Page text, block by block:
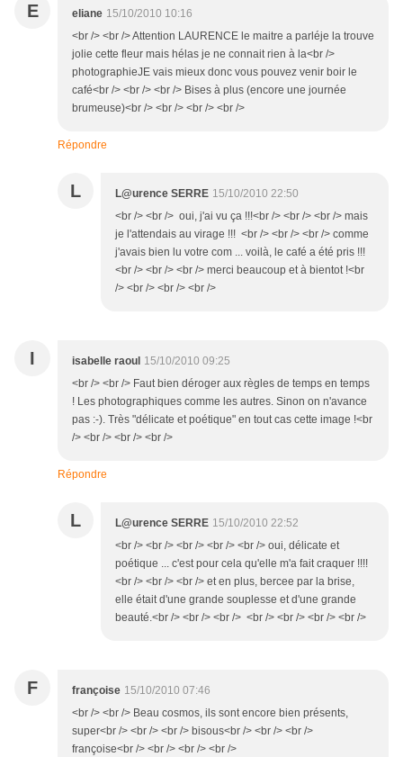
E eliane 15/10/2010 10:16
<br /> <br /> Attention LAURENCE le maitre a parléje la trouve
jolie cette fleur mais hélas je ne connait rien à la<br />
photographieJE vais mieux donc vous pouvez venir boir le
café<br /> <br /> <br /> Bises à plus (encore une journée
brumeuse)<br /> <br /> <br /> <br />
Répondre
L L@urence SERRE 15/10/2010 22:50
<br /> <br /> oui, j'ai vu ça !!!<br /> <br /> <br /> mais
je l'attendais au virage !!! <br /> <br /> <br /> comme
j'avais bien lu votre com ... voilà, le café a été pris !!!
<br /> <br /> <br /> merci beaucoup et à bientot !<br
/> <br /> <br /> <br />
I isabelle raoul 15/10/2010 09:25
<br /> <br /> Faut bien déroger aux règles de temps en temps
! Les photographiques comme les autres. Sinon on n'avance
pas :-). Très "délicate et poétique" en tout cas cette image !<br
/> <br /> <br /> <br />
Répondre
L L@urence SERRE 15/10/2010 22:52
<br /> <br /> <br /> <br /> <br /> oui, délicate et
poétique ... c'est pour cela qu'elle m'a fait craquer !!!!
<br /> <br /> <br /> et en plus, bercee par la brise,
elle était d'une grande souplesse et d'une grande
beauté.<br /> <br /> <br /> <br /> <br /> <br /> <br />
F françoise 15/10/2010 07:46
<br /> <br /> Beau cosmos, ils sont encore bien présents,
super<br /> <br /> <br /> bisous<br /> <br /> <br />
françoise<br /> <br /> <br /> <br />